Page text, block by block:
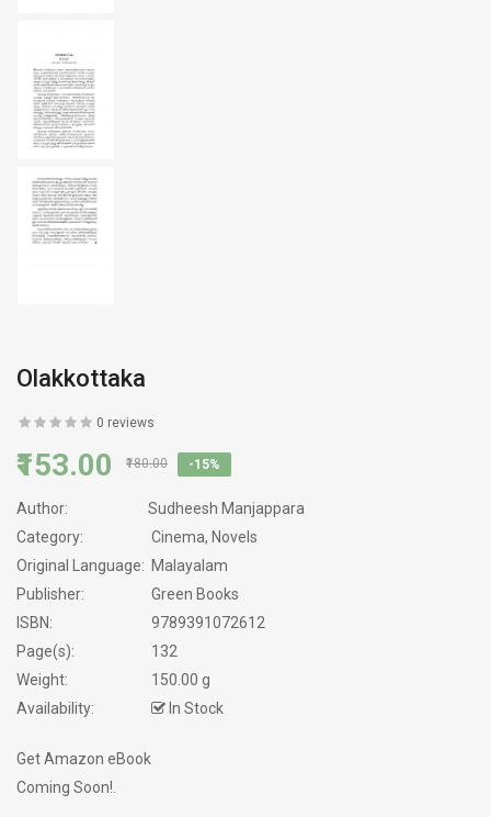
Olakkottaka
0 reviews
₹153.00 ₹180.00 -15%
Author:
Sudheesh Manjappara
Category:
Cinema, Novels
Original Language: Malayalam
Publisher:
Green Books
ISBN:
9789391072612
Page(s):
132
Weight:
150.00 g
Availability:
In Stock
Get Amazon eBook
Coming Soon!.